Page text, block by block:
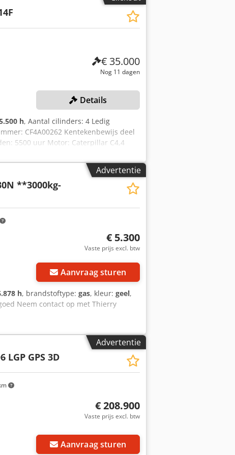
van alles in de industriële sectoren
€ 35.000
Nog 11 dagen
Details
h, Aantal cilinders: 4 Ledig
CF4A00262 Kentekenbewijs deel
5500 uur Motor: Caterpillar C4,4
5,03 m Maximale reikwijdte: 8,28 m
ja EPA-gekeurd Driedelig
Inclusief graafbak Hydraulische grijper
Lengte: 8250 Breedte: 2550
handrem defect, olielekkage
Advertentie
**3000kg-
€ 5.300
Vaste prijs excl. btw
Aanvraag sturen
h, brandstoftype: gas, kleur: geel,
Neem contact op met Thierry
Advertentie
LGP GPS 3D
€ 208.900
Vaste prijs excl. btw
Aanvraag sturen